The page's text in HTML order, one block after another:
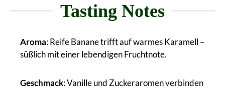
Tasting Notes
Aroma: Reife Banane trifft auf warmes Karamell –
süßlich mit einer lebendigen Fruchtnote.
Geschmack: Vanille und Zuckeraromen verbinden